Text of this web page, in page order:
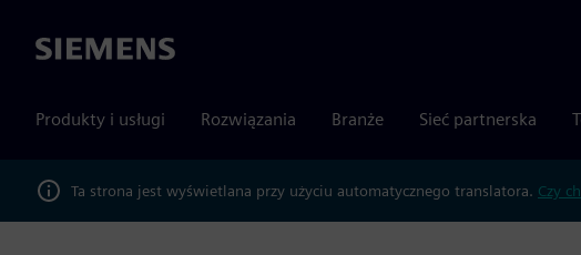
Siemens
Produkty i usługi Rozwiązania Branże Sieć partnerska
Ta strona jest wyświetlana przy użyciu automatycznego translatora. Czy